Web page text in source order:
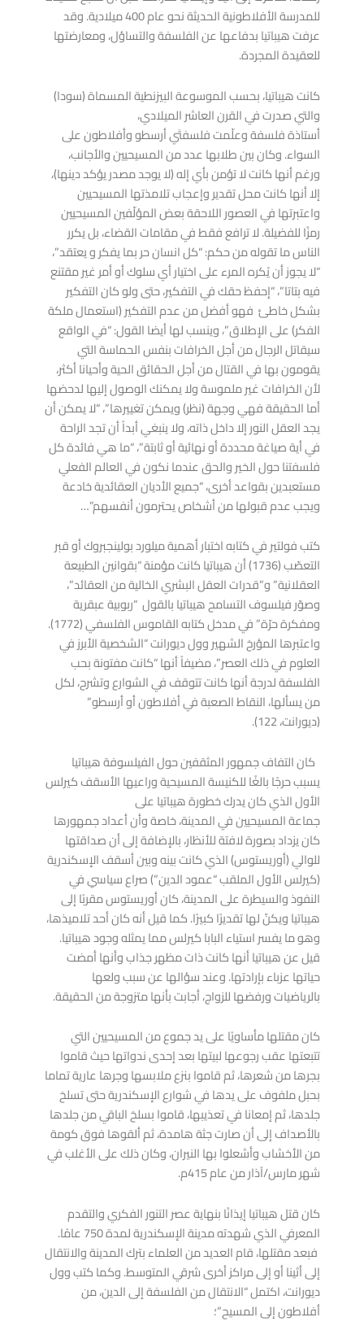
للمدرسة الأفلاطونية الحديثة نحو عام 400 ميلادية. وقد
عرفت هيباتيا بدفاعها عن الفلسفة والتساؤل، ومعارضتها
للعقيدة المجردة.
كانت هيباتيا، بحسب الموسوعة البيزنطية المسماة (سودا)
والتي صدرت في القرن العاشر الميلادي،
أستاذة فلسفة وعلّمت فلسفتَي أرسطو وأفلاطون على
السواء. وكان بين طلابها عدد من المسيحيين والأجانب،
ورغم أنها كانت لا تؤمن بأي إله (لا يوجد مصدر يؤكد دينها)،
إلا أنها كانت محل تقدير وإعجاب تلامذتها المسيحيين
واعتبرتها في العصور اللاحقة بعض المؤلّفين المسيحيين
رمزًا للفضيلة. لا ترافع فقط في مقامات القضاء، بل يكرر
الناس ما تقوله من حكم: “كل انسان حر بما يفكر و يعتقد”،
“لا يجوز أن يْكره المرء على اختيار أي سلوك أو أمر غير مقتنع
فيه بتاتا”، “إحفظ حقك في التفكير، حتى ولو كان التفكير
بشكل خاطئ فهو أفضل من عدم التفكير (استعمال ملكة
الفكر) على الإطلاق”، وينسب لها أيضا القول: “في الواقع
سيقاتل الرجال من أجل الخرافات بنفس الحماسة التي
يقومون بها في القتال من أجل الحقائق الحية وأحيانا أكثر،
لأن الخرافات غير ملموسة ولا يمكنك الوصول إليها لدحضها
أما الحقيقة فهي وجهة (نظر) ويمكن تغييرها”، “لا يمكن أن
يجد العقل النور إلا داخل ذاته، ولا ينبغي أبداً أن تجد الراحة
في أية صياغة محددة أو نهائية أو ثابتة”، “ما هي فائدة كل
فلسفتنا حول الخير والحق عندما نكون في العالم الفعلي
مستعبدين بقواعد أخرى، “جميع الأديان العقائدية خادعة
ويجب عدم قبولها من أشخاص يحترمون أنفسهم”…
كتب فولتير في كتابه اختبار أهمية ميلورد بولينجبروك أو قبر
التعصّب (1736) أن هيباتيا كانت مؤمنة “بقوانين الطبيعة
العقلانية” و”قدرات العقل البشري الخالية من العقائد”،
وصوّر فيلسوف التسامح هيباتيا بالقول “ربوبية عبقرية
ومفكرة حرّة” في مدخل كتابه القاموس الفلسفي (1772).
واعتبرها المؤرخ الشهير وول ديورانت “الشخصية الأبرز في
العلوم في ذلك العصر”، مضيفاً أنها “كانت مفتونة بحب
الفلسفة لدرجة أنها كانت تتوقف في الشوارع وتشرح، لكل
من يسألها، النقاط الصعبة في أفلاطون أو أرسطو”
(ديورانت، 122).
كان التفاف جمهور المثقفين حول الفيلسوفة هيباتيا
يسبب حرجًا بالغًا للكنيسة المسيحية وراعيها الأسقف كيرلس
الأول الذي كان يدرك خطورة هيباتيا على
جماعة المسيحيين في المدينة، خاصة وأن أعداد جمهورها
كان يزداد بصورة لافتة للأنظار، بالإضافة إلى أن صداقتها
للوالي (أوريستوس) الذي كانت بينه وبين أسقف الإسكندرية
(كيرلس الأول الملقب “عمود الدين”) صراع سياسي في
النفوذ والسيطرة على المدينة، كان أوريستوس مقربًا إلى
هيباتيا ويكنّ لها تقديرًا كبيرًا. كما قيل أنه كان أحد تلاميذها،
وهو ما يفسر استياء البابا كيرلس مما يمثله وجود هيباتيا.
قيل عن هيباتيا أنها كانت ذات مظهر جذاب وأنها أمضت
حياتها عزباء بإرادتها. وعند سؤالها عن سبب ولعها
بالرياضيات ورفضها للزواج، أجابت بأنها متزوجة من الحقيقة.
كان مقتلها مأساويًا على يد جموع من المسيحيين التي
تتبعتها عقب رجوعها لبيتها بعد إحدى ندواتها حيث قاموا
بجرها من شعرها، ثم قاموا بنزع ملابسها وجرها عارية تماما
بحبل ملفوف على يدها في شوارع الإسكندرية حتى تسلخ
جلدها، ثم إمعانا في تعذيبها، قاموا بسلخ الباقي من جلدها
بالأصداف إلى أن صارت جثة هامدة، ثم ألقوها فوق كومة
من الأخشاب وأشعلوا بها النيران، وكان ذلك على الأغلب في
شهر مارس/آذار من عام 415م.
كان قتل هيباتيا إيذانًا بنهاية عصر التنور الفكري والتقدم
المعرفي الذي شهدته مدينة الإسكندرية لمدة 750 عامًا.
فبعد مقتلها، قام العديد من العلماء بترك المدينة والانتقال
إلى أثينا أو إلى مراكز أخرى شرقي المتوسط. وكما كتب وول
ديورانت، اكتمل “الانتقال من الفلسفة إلى الدين، من
أفلاطون إلى المسيح”؛